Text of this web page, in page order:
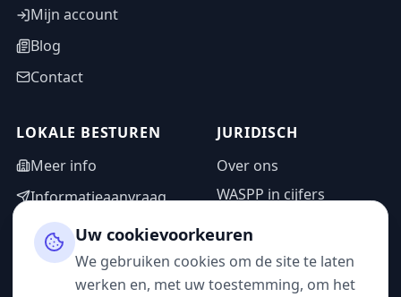
Mijn account
Blog
Contact
LOKALE BESTUREN
Meer info
Informatieaanvraag
Adminzone
JURIDISCH
Over ons
WASPP in cijfers
Privacybeleid
Gebruiksvoorwaarden
Uw cookievoorkeuren
We gebruiken cookies om de site te laten
werken en, met uw toestemming, om het